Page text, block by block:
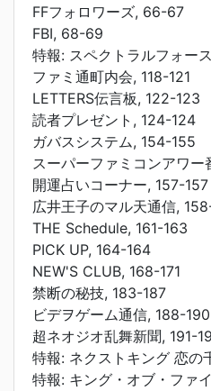
FFフォロワーズ, 66-67
FBI, 68-69
特報: スペクトラルフォー
ファミ通町内会, 118-121
LETTERS伝言板, 122-123
読者プレゼント, 124-124
ガバスシステム, 154-155
スーパーファミコンアワ
開運占いコーナー, 157-157
広井王子のマル天通信,
THE Schedule, 161-163
PICK UP, 164-164
NEW'S CLUB, 168-171
禁断の秘技, 183-187
ビデヲゲーム通信, 188-190
超ネオジオ乱舞新聞, 191-
特報: ネクストキング 恋の
特報: キング・オブ・ファ